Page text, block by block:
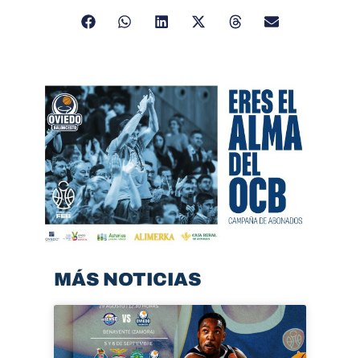
MÁS NOTICIAS